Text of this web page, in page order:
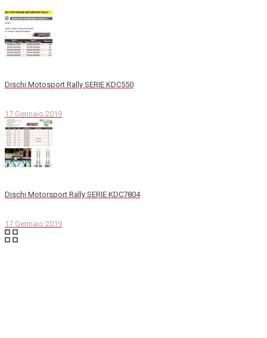
Dischi Motosport Rally SERIE KDC550
17 Gennaio 2019
Dischi Motorsport Rally SERIE KDC7804
17 Gennaio 2019